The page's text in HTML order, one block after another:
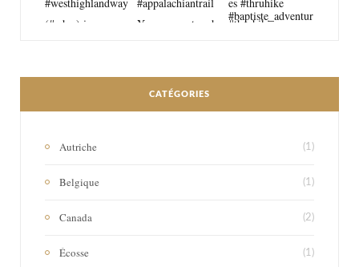
CATÉGORIES
Autriche (1)
Belgique (1)
Canada (2)
Écosse (1)